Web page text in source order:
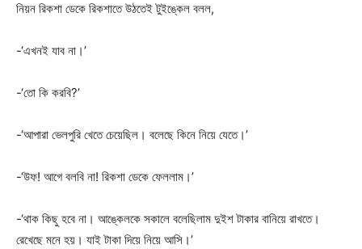
নিয়ন রিকশা ডেকে রিকশাতে উঠতেই টুইঙ্কেল বলল,
-‘এখনই যাব না।’
-‘তো কি করবি?’
-‘আপারা ভেলপুরি খেতে চেয়েছিল। বলেছে কিনে নিয়ে যেতে।’
-‘উফ! আগে বলবি না! রিকশা ডেকে ফেললাম।’
-‘থাক কিছু হবে না। আঙ্কেলকে সকালে বলেছিলাম দুইশ টাকার বানিয়ে রাখতে।
রেখেছে মনে হয়। যাই টাকা দিয়ে নিয়ে আসি।’